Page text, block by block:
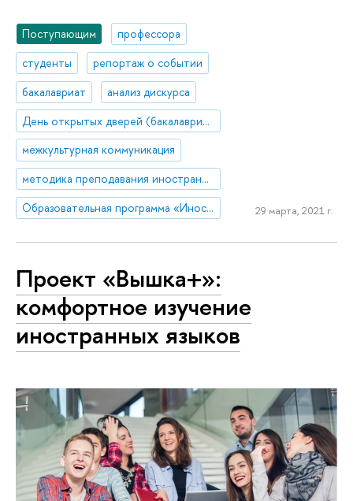
Поступающим
профессора
студенты
репортаж о событии
бакалавриат
анализ дискурса
День открытых дверей (бакалавриат)
межкультурная коммуникация
методика преподавания иностранных языков
Образовательная программа «Иностранные языки и межкультурная коммуникация»
29 марта, 2021 г.
Проект «Вышка+»:
комфортное изучение
иностранных языков